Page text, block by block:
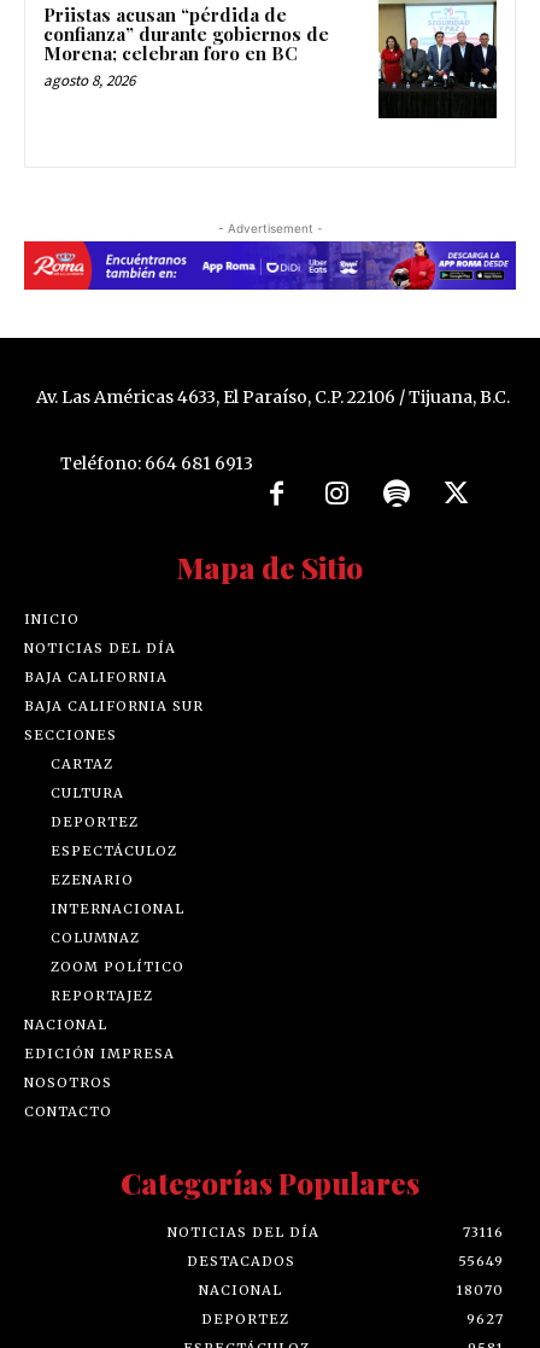
Priistas acusan “pérdida de
confianza” durante gobiernos de
Morena; celebran foro en BC
agosto 8, 2026
- Advertisement -
Av. Las Américas 4633, El Paraíso, C.P. 22106 / Tijuana, B.C.
Teléfono: 664 681 6913
Mapa de Sitio
INICIO
NOTICIAS DEL DÍA
BAJA CALIFORNIA
BAJA CALIFORNIA SUR
SECCIONES
CARTAZ
CULTURA
DEPORTEZ
ESPECTÁCULOZ
EZENARIO
INTERNACIONAL
COLUMNAZ
ZOOM POLÍTICO
REPORTAJEZ
NACIONAL
EDICIÓN IMPRESA
NOSOTROS
CONTACTO
Categorías Populares
NOTICIAS DEL DÍA
73116
DESTACADOS
55649
NACIONAL
18070
DEPORTEZ
9627